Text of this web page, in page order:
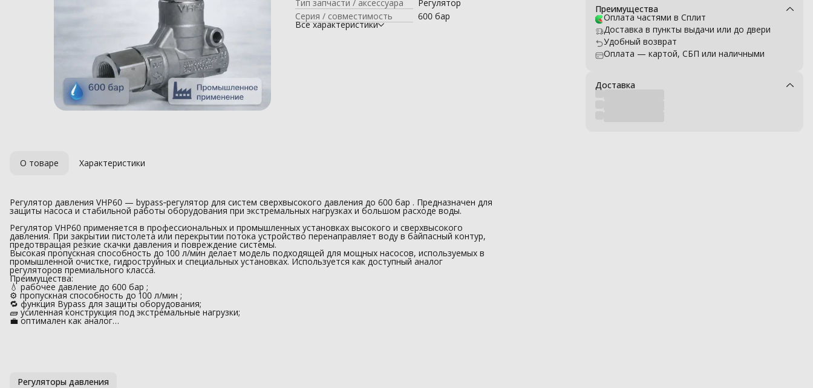
предотвращая резкие скачки давления и повреждение
системы.
Высокая пропускная способность до 100 л/мин делает модель
подходящей для мощных насосов, используемых в
Тип запчасти / аксессуара
Регулятор
Серия / совместимость
600 бар
Все характеристики
Преимущества
Оплата частями в Сплит
Доставка в пункты выдачи или до двери
Удобный возврат
Оплата — картой, СБП или наличными
Доставка
О товаре Характеристики
Регулятор давления VHP60 — bypass‑регулятор для систем сверхвысокого давления до 600 бар . Предназначен для
защиты насоса и стабильной работы оборудования при экстремальных нагрузках и большом расходе воды.
Регулятор VHP60 применяется в профессиональных и промышленных установках высокого и сверхвысокого
давления. При закрытии пистолета или перекрытии потока устройство перенаправляет воду в байпасный контур,
предотвращая резкие скачки давления и повреждение системы.
Высокая пропускная способность до 100 л/мин делает модель подходящей для мощных насосов, используемых в
промышленной очистке, гидроструйных и специальных установках. Используется как доступный аналог
регуляторов премиального класса.
Преимущества:
💧 рабочее давление до 600 бар ;
⚙️ пропускная способность до 100 л/мин ;
🔁 функция Bypass для защиты оборудования;
🧱 усиленная конструкция под экстремальные нагрузки;
💼 оптимален как аналог…
Регуляторы давления